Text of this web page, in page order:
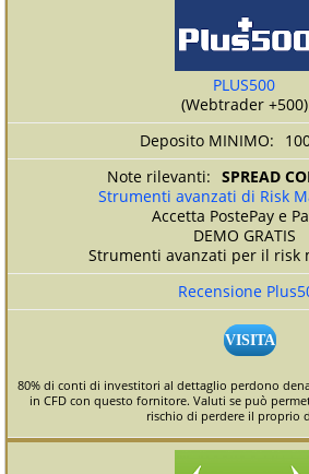
PLUS500
(Webtrader +500)
SPREAD
Strumenti avanzati di Risk
Accetta PostePay e
DEMO GRATIS
Strumenti avanzati per il risk
Recensione
VISITA
80% di conti di investitori al dettaglio perdono
in CFD con questo fornitore. Valuti se può
rischio di perdere il proprio